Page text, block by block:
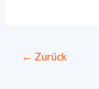
Spaces
← Zurück